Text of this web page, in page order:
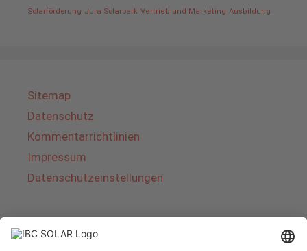
Solarförderung Jura Solarpark Vertrieb und Marketing Ausbildung
Sitemap
Datenschutz
Kommentarrichtlinien
Impressum
Datenschutzeinstellungen
Über IBC SOLAR